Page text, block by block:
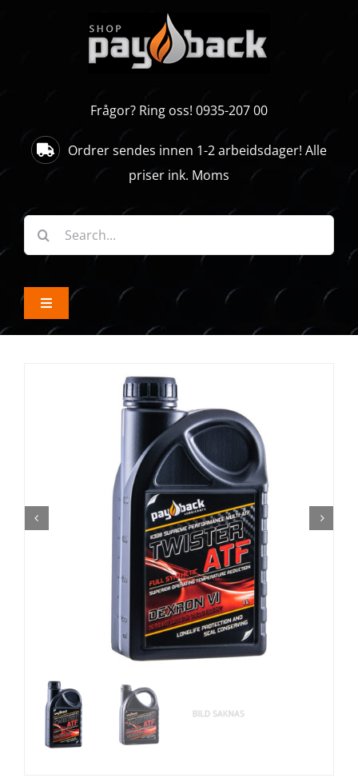
Frågor? Ring oss! 0935-207 00
Ordrer sendes innen 1-2 arbeidsdager! Alle
priser ink. Moms
Søk
etter:
Toggle
Navigation
AKTUELLE KAMPANJER